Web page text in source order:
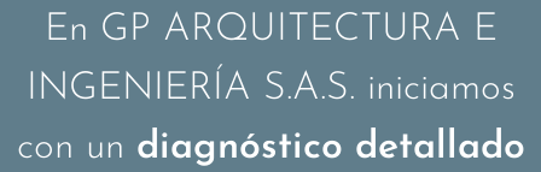
En GP ARQUITECTURA E
INGENIERÍA S.A.S. iniciamos
con un diagnóstico detallado